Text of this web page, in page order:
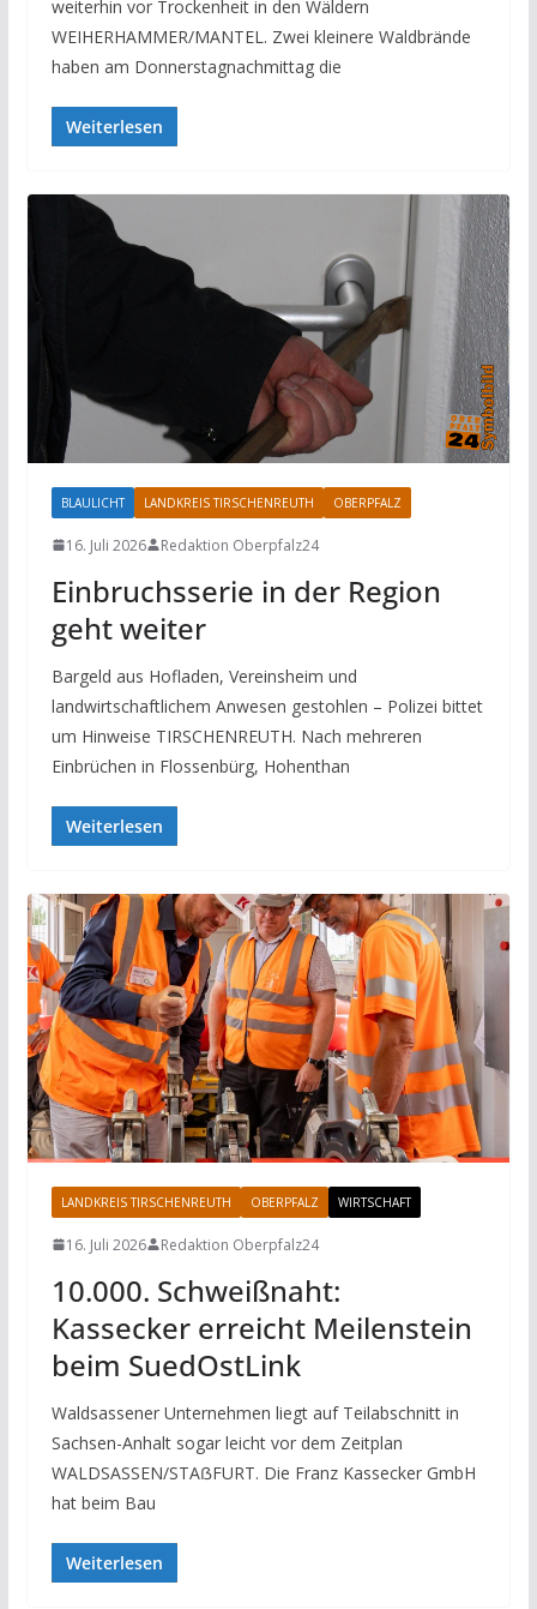
weiterhin vor Trockenheit in den Wäldern
WEIHERHAMMER/MANTEL. Zwei kleinere Waldbrände
haben am Donnerstagnachmittag die
Weiterlesen
BLAULICHT LANDKREIS TIRSCHENREUTH OBERPFALZ
16. Juli 2026 Redaktion Oberpfalz24
Einbruchsserie in der Region
geht weiter
Bargeld aus Hofladen, Vereinsheim und
landwirtschaftlichem Anwesen gestohlen – Polizei bittet
um Hinweise TIRSCHENREUTH. Nach mehreren
Einbrüchen in Flossenbürg, Hohenthan
Weiterlesen
LANDKREIS TIRSCHENREUTH OBERPFALZ WIRTSCHAFT
16. Juli 2026 Redaktion Oberpfalz24
10.000. Schweißnaht:
Kassecker erreicht Meilenstein
beim SuedOstLink
Waldsassener Unternehmen liegt auf Teilabschnitt in
Sachsen-Anhalt sogar leicht vor dem Zeitplan
WALDSASSEN/STAẞFURT. Die Franz Kassecker GmbH
hat beim Bau
Weiterlesen